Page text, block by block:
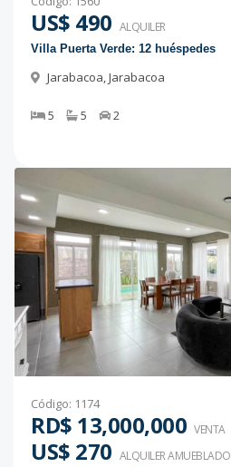
US$ 490 ALQUILER
Villa Puerta Verde: 12 huéspedes
Jarabacoa,Jarabacoa
5 5 2
Código: 1174
RD$ 13,000,000 VENTA
US$ 270 ALQUILERAMUEBLADO